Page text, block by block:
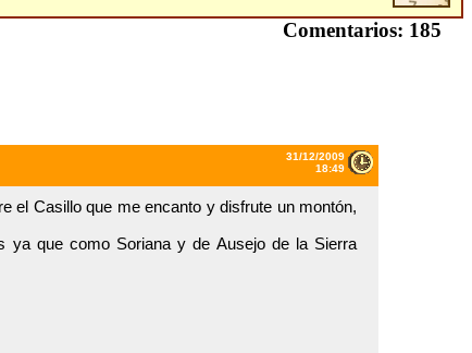
Comentarios: 185
31/12/2009
18:49
el Casillo que me encanto y disfrute un montón,
ya que como Soriana y de Ausejo de la Sierra